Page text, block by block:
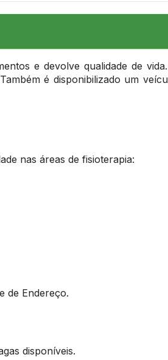
e devolve qualidade de
é disponibilizado um
nas áreas de fisioterapia:
de Endereço.
disponíveis.